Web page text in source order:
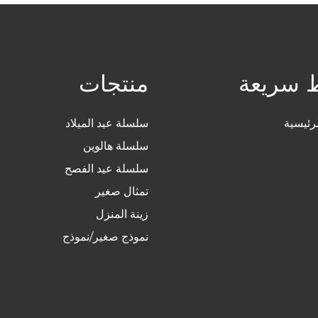
سريعة منتجات
سلسلة عيد الميلاد
سلسلة هالوين
سلسلة عيد الفصح
تمثال صغير
زينة المنزل
نموذج صغير/نموذج